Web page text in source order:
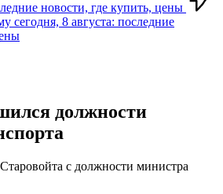
новости, где купить, цены
сегодня, 8 августа: последние
должности
с должности министра